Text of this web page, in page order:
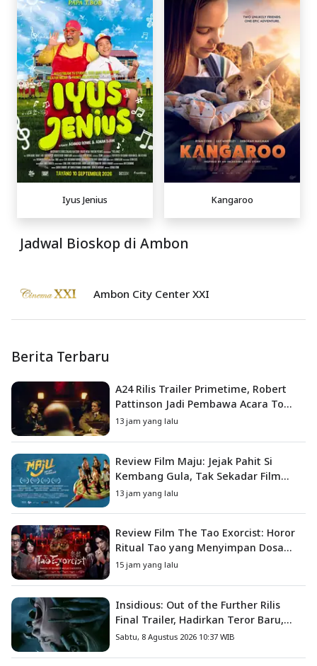
Iyus Jenius Kangaroo
Jadwal Bioskop di Ambon
Ambon City Center XXI
Berita Terbaru
A24 Rilis Trailer Primetime, Robert
Pattinson Jadi Pembawa Acara To
Catch a Predator
13 jam yang lalu
Review Film Maju: Jejak Pahit Si
Kembang Gula, Tak Sekadar Film
Petualangan Anak
13 jam yang lalu
Review Film The Tao Exorcist: Horor
Ritual Tao yang Menyimpan Dosa
Masa Lalu
15 jam yang lalu
Insidious: Out of the Further Rilis
Final Trailer, Hadirkan Teror Baru,
Iblis Kini Masuk ke Dunia Manusia
Sabtu, 8 Agustus 2026 10:37 WIB